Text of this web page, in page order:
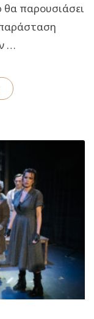
θα παρουσιάσει
…
Πειραιά
σκηνοθεσία